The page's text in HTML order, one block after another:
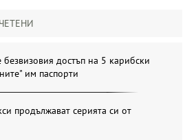
безвизовия достъп на 5 карибски
им паспорти
продължават серията си от